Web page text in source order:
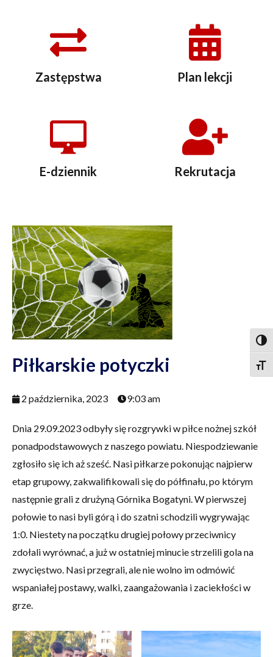
Zastępstwa Plan lekcji
E-dziennik Rekrutacja
Piłkarskie potyczki
2 października, 2023 9:03 am
Dnia 29.09.2023 odbyły się rozgrywki w piłce nożnej szkół
ponadpodstawowych z naszego powiatu. Niespodziewanie
zgłosiło się ich aż sześć. Nasi piłkarze pokonując najpierw
etap grupowy, zakwalifikowali się do półfinału, po którym
następnie grali z drużyną Górnika Bogatyni. W pierwszej
połowie to nasi byli górą i do szatni schodzili wygrywając
1:0. Niestety na początku drugiej połowy przeciwnicy
zdołali wyrównać, a już w ostatniej minucie strzelili gola na
zwycięstwo. Nasi przegrali, ale nie wolno im odmówić
wspaniałej postawy, walki, zaangażowania i zaciekłości w
grze.